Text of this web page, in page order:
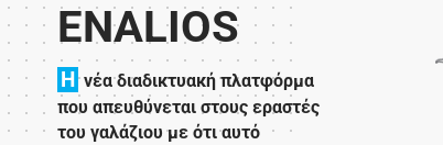
ENALIOS
H νέα διαδικτυακή πλατφόρμα
που απευθύνεται στους εραστές
του γαλάζιου με ότι αυτό